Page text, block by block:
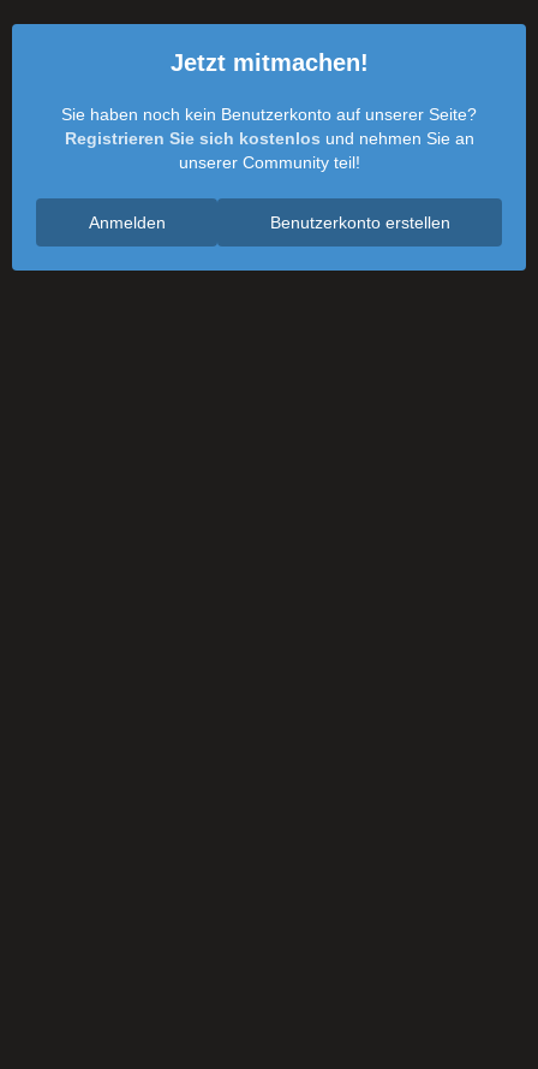
Jetzt mitmachen!
Sie haben noch kein Benutzerkonto auf unserer Seite?
Registrieren Sie sich kostenlos und nehmen Sie an
unserer Community teil!
Benutzerkonto erstellen
Anmelden